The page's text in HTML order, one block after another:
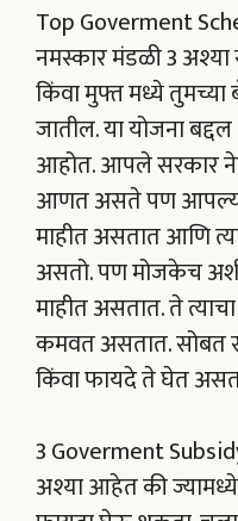
Top Goverment
नमस्कार मंडळी 3 अश्या
किंवा मुफ्त मध्ये
जातील. या योजना
आहोत. आपले सरकार
आणत असते पण
माहीत असतात आणि
असतो. पण मोजकेच
माहीत असतात. ते
कमवत असतात. सोबत
किंवा फायदे ते घेत
3 Goverment
अश्या आहेत की